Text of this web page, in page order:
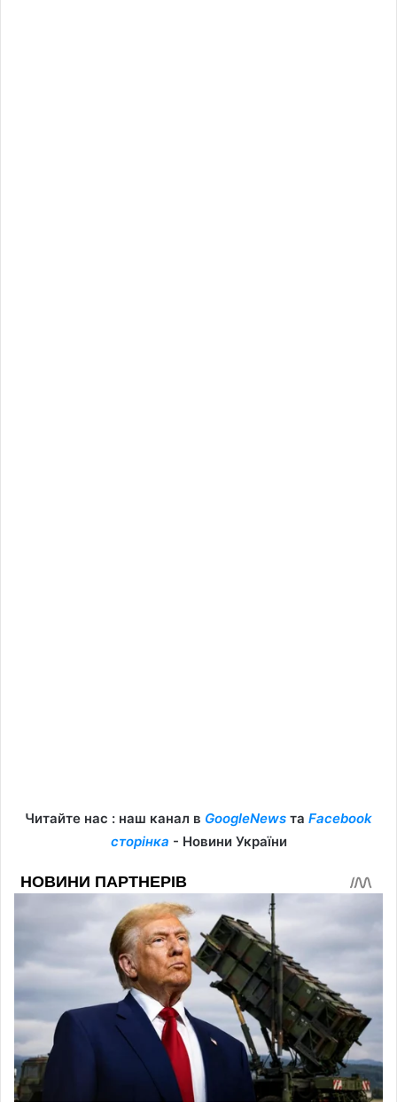
Читайте нас : наш канал в GoogleNews та Facebook
сторінка - Новини України